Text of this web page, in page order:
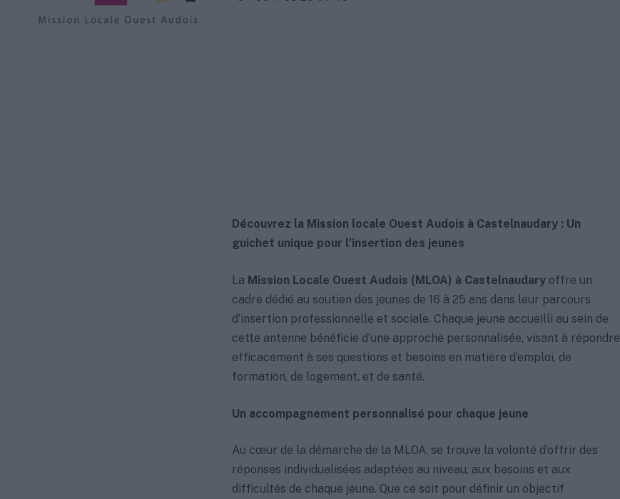
Découvrez la Mission locale Ouest Audois à Castelnaudary : Un
guichet unique pour l’insertion des jeunes
La Mission Locale Ouest Audois (MLOA) à Castelnaudaryoffre un
cadre dédié au soutien des jeunes de 16 à 25 ans dans leur parcours
d’insertion professionnelle et sociale. Chaque jeune accueilli au sein de
cette antenne bénéficie d’une approche personnalisée, visant à répondre
efficacement à ses questions et besoins en matière d’emploi, de
formation, de logement, et de santé.
Un accompagnement personnalisé pour chaque jeune
Au cœur de la démarche de la MLOA, se trouve la volonté d’offrir des
réponses individualisées adaptées au niveau, aux besoins et aux
difficultés de chaque jeune. Que ce soit pour définir un objectif